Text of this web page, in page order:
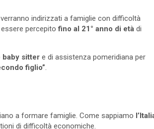
indirizzati a famiglie con difficoltà
percepito fino al 21° anno di età di
baby sitter e di assistenza pomeridiana per
figlio”
a formare famiglie. Come sappiamo
di difficoltà economiche.